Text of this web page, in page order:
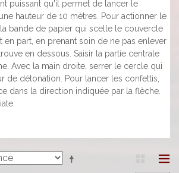
puissant qu'il permet de lancer le
hauteur de 10 mètres. Pour actionner le
bande de papier qui scelle le couvercle
en part, en prenant soin de ne pas enlever
en dessous. Saisir la partie centrale
Avec la main droite, serrer le cercle qui
de détonation. Pour lancer les confettis,
dans la direction indiquée par la flèche.